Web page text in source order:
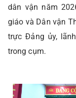
dân vận năm
giáo và Dân vận
trực Đảng ủy,
trong cụm.